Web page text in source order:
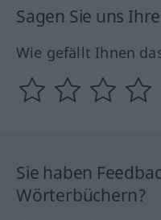
Sagen Sie uns
Wie gefällt Ihnen
Sie haben
Wörterbüchern?